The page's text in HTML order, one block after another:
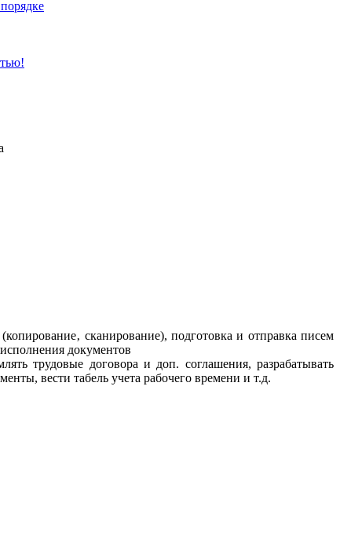
сканирование), подготовка и отправка писем
документов
трудовые договора и доп. соглашения, разрабатывать
вести табель учета рабочего времени и т.д.